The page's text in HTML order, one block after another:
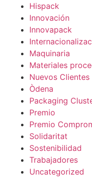
Hispack
Innovación
Innovapack
Maquinaria
Materiales
Nuevos Clientes
Òdena
Packaging
Premio
Premio
Solidaritat
Sostenibilidad
Trabajadores
Uncategorized